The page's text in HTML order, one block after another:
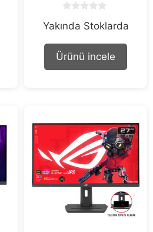
o
t
f
Yakında Stoklarda
Ürünü incele